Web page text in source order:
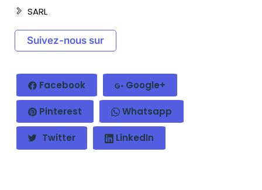
SARL
Suivez-nous sur
Facebook Google+
Pinterest Whatsapp
Twitter LinkedIn